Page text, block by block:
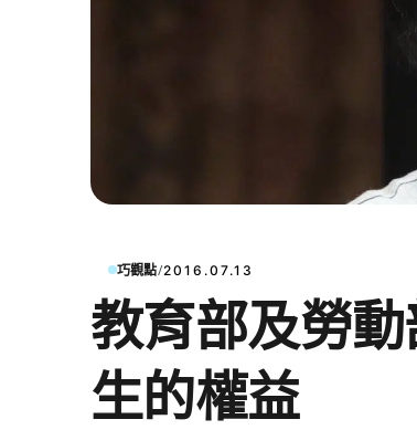
巧觀點/2016.07.13
教育部及勞
生的權益